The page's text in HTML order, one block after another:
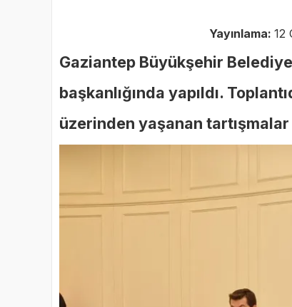
Yayınlama: 12
Gaziantep Büyükşehir
başkanlığında yapıldı.
üzerinden yaşanan